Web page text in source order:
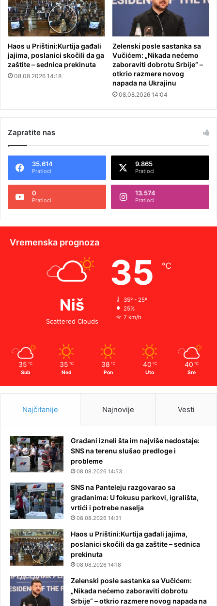
Haos u Prištini:Kurtija gađali
jajima, poslanici skočili da ga
zaštite – sednica prekinuta
08.08.2026 14:18
Zelenski posle sastanka sa
Vučićem: „Nikada nećemo
zaboraviti dobrotu Srbije“ –
otkrio razmere novog
napada na Ukrajinu
08.08.2026 14:04
Zapratite nas
35.614
Pratioci
9.865
Pratioci
0
Pratioci
13.574
Pratioci
Vremenska prognoza
Niš
Scattered Clouds
35 ℃
35º - 25º
25%
7 km/h
35 ℃
Sub
35 ℃
Ned
38 ℃
Pon
40 ℃
Uto
40 ℃
Sre
Najčitanije Najnovije Vesti
Građani izneli šta im najviše nedostaje:
SNS na terenu slušao predloge i
probleme
08.08.2026 14:53
SNS na Panteleju razgovarao sa
građanima: U fokusu parkovi, igrališta,
vrtići i potrebe naselja
08.08.2026 14:31
Haos u Prištini:Kurtija gađali jajima,
poslanici skočili da ga zaštite – sednica
prekinuta
08.08.2026 14:18
Zelenski posle sastanka sa Vučićem:
„Nikada nećemo zaboraviti dobrotu
Srbije“ – otkrio razmere novog napada na